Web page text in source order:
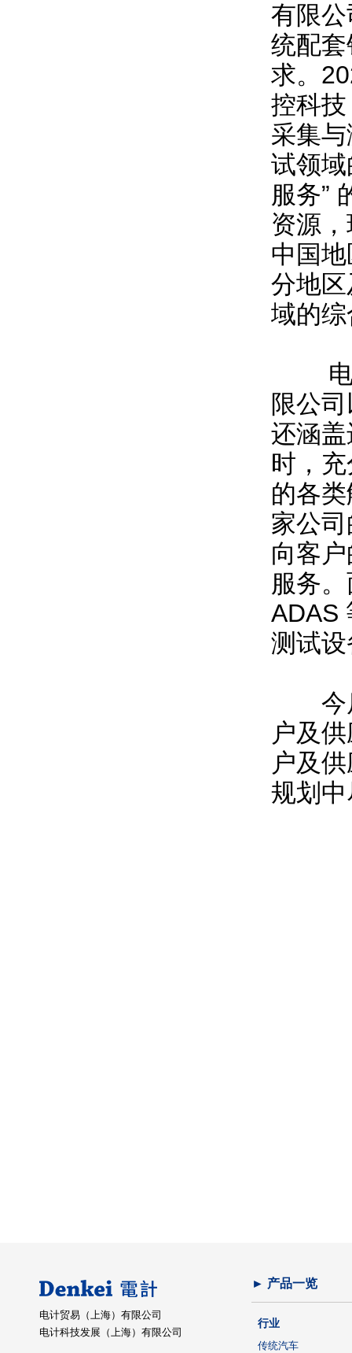
有限
统配
求。
控科
采集
试领
服务”
资源
中国
分地
域的
电计
限公
还涵
时，
的各
家公
向客
服务
ADAS
测试
今后
户及
户及
规划
电计贸易（上海）有限公司
电计科技发展（上海）有限公司
► 产品一览
行业
传统汽车